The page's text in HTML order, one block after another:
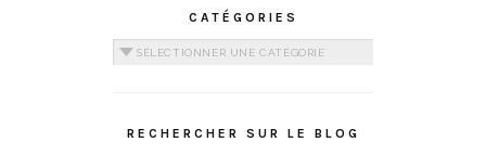
CATÉGORIES
Catégories
RECHERCHER SUR LE BLOG